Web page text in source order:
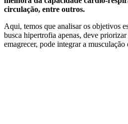
circulação, entre outros.
Aqui, temos que analisar os objetivos
busca hipertrofia apenas, deve
emagrecer, pode integrar a